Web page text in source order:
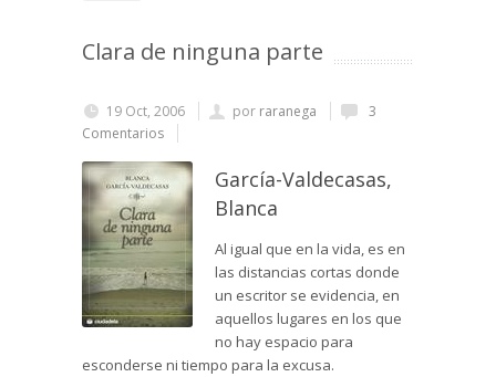
Clara de ninguna parte
19 Oct, 2006 por raranega
3
Comentarios
García-Valdecasas,
Blanca
Al igual que en la vida, es en
las distancias cortas donde
un escritor se evidencia, en
aquellos lugares en los que
no hay espacio para
esconderse ni tiempo para la excusa.